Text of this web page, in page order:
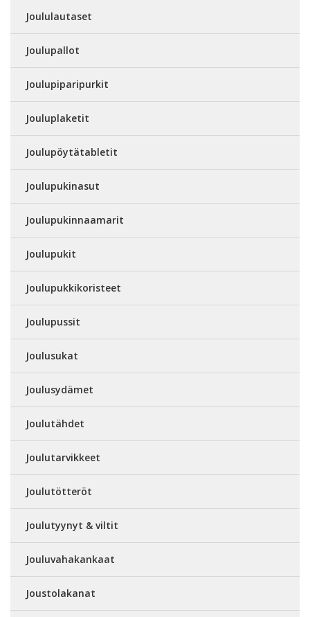
Joululautaset
Joulupallot
Joulupiparipurkit
Jouluplaketit
Joulupöytätabletit
Joulupukinasut
Joulupukinnaamarit
Joulupukit
Joulupukkikoristeet
Joulupussit
Joulusukat
Joulusydämet
Joulutähdet
Joulutarvikkeet
Joulutötteröt
Joulutyynyt & viltit
Jouluvahakankaat
Joustolakanat